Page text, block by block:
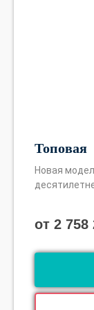
Топовая
Новая
от 2 758